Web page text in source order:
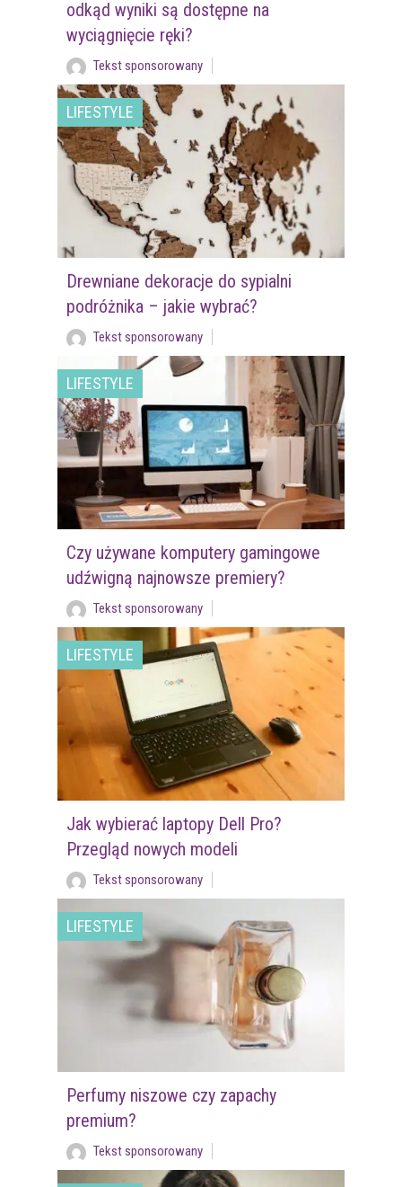
odkąd wyniki są dostępne na
wyciągnięcie ręki?
Tekst sponsorowany
LIFESTYLE
Drewniane dekoracje do sypialni
podróżnika – jakie wybrać?
Tekst sponsorowany
LIFESTYLE
Czy używane komputery gamingowe
udźwigną najnowsze premiery?
Tekst sponsorowany
LIFESTYLE
Jak wybierać laptopy Dell Pro?
Przegląd nowych modeli
Tekst sponsorowany
LIFESTYLE
Perfumy niszowe czy zapachy
premium?
Tekst sponsorowany